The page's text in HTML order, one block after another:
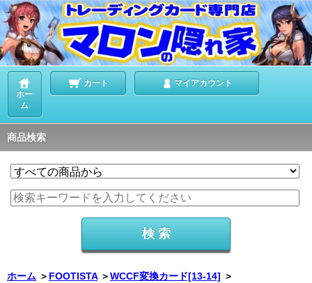
ホー
ム
カート マイアカウント
商品検索
ホーム ＞ FOOTISTA ＞WCCF変換カード[13-14] ＞